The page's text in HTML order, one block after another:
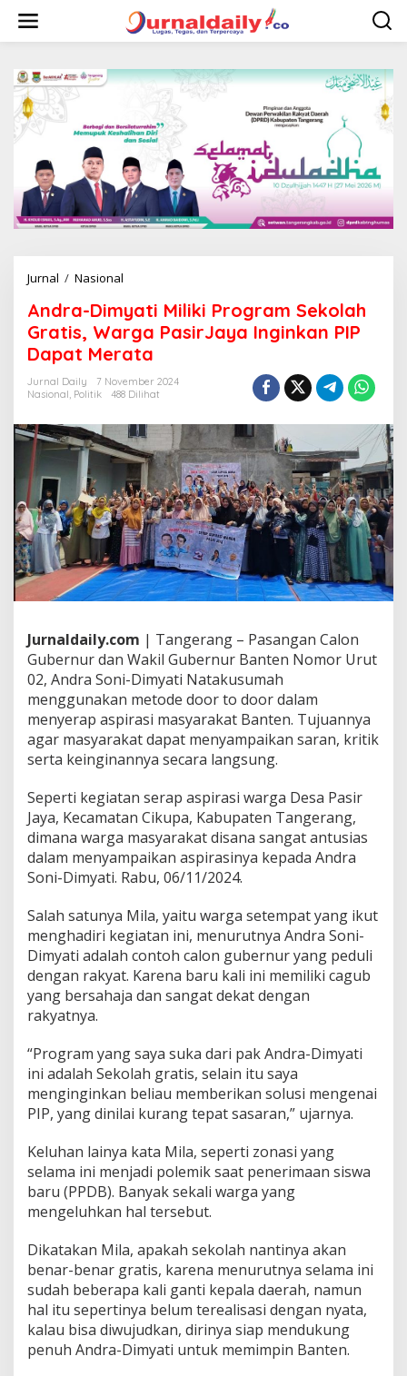
w
Jurnal / Nasional
d
r
a
-
i
y
a
t
M
i
l
i
i
P
r
g
r
a
m
S
e
k
l
h
G
t
i
W
a
r
g
a
i
r
J
a
I
n
g
a
n
P
I
P
D
a
Andra-Dimyati Miliki Program Sekolah
Gratis, Warga PasirJaya Inginkan PIP
Dapat Merata
Jurnal Daily
7 November 2024
Nasional Politik 488 Dilihat
Jurnaldaily.com | Tangerang – Pasangan Calon
Gubernur dan Wakil Gubernur Banten Nomor Urut
02, Andra Soni-Dimyati Natakusumah
menggunakan metode door to door dalam
menyerap aspirasi masyarakat Banten. Tujuannya
agar masyarakat dapat menyampaikan saran, kritik
serta keinginannya secara langsung.
Seperti kegiatan serap aspirasi warga Desa Pasir
Jaya, Kecamatan Cikupa, Kabupaten Tangerang,
dimana warga masyarakat disana sangat antusias
dalam menyampaikan aspirasinya kepada Andra
Soni-Dimyati. Rabu, 06/11/2024.
Salah satunya Mila, yaitu warga setempat yang ikut
menghadiri kegiatan ini, menurutnya Andra Soni-
Dimyati adalah contoh calon gubernur yang peduli
dengan rakyat. Karena baru kali ini memiliki cagub
yang bersahaja dan sangat dekat dengan
rakyatnya.
“Program yang saya suka dari pak Andra-Dimyati
ini adalah Sekolah gratis, selain itu saya
menginginkan beliau memberikan solusi mengenai
PIP, yang dinilai kurang tepat sasaran,” ujarnya.
Keluhan lainya kata Mila, seperti zonasi yang
selama ini menjadi polemik saat penerimaan siswa
baru (PPDB). Banyak sekali warga yang
mengeluhkan hal tersebut.
Dikatakan Mila, apakah sekolah nantinya akan
benar-benar gratis, karena menurutnya selama ini
sudah beberapa kali ganti kepala daerah, namun
hal itu sepertinya belum terealisasi dengan nyata,
kalau bisa diwujudkan, dirinya siap mendukung
penuh Andra-Dimyati untuk memimpin Banten.